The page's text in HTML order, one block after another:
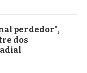
perdedor",
dos